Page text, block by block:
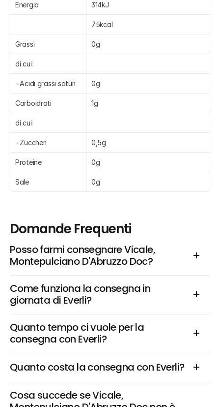
Energia 314kJ
75kcal
Grassi 0g
di cui:
- Acidi grassi saturi 0g
Carboidrati 1g
di cui:
- Zuccheri 0,5g
Proteine 0g
Sale 0g
Domande Frequenti
Posso farmi consegnare Vicale,
Montepulciano D'Abruzzo Doc?
Come funziona la consegna in
giornata di Everli?
Quanto tempo ci vuole per la
consegna con Everli?
Quanto costa la consegna con Everli?
Cosa succede se Vicale,